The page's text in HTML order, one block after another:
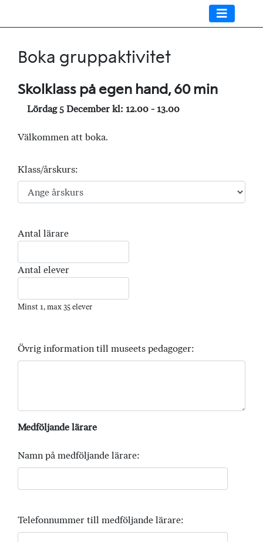
Boka gruppaktivitet
Skolklass på egen hand, 60 min
Lördag 5 December kl: 12.00 - 13.00
Välkommen att boka.
Klass/årskurs:
Antal lärare
Antal elever
Minst 1, max 35 elever
Övrig information till museets pedagoger:
Medföljande lärare
Namn på medföljande lärare:
Telefonnummer till medföljande lärare: